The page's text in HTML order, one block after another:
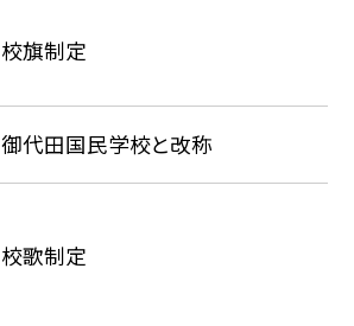
校旗制定
御代田国民学校と改称
校歌制定